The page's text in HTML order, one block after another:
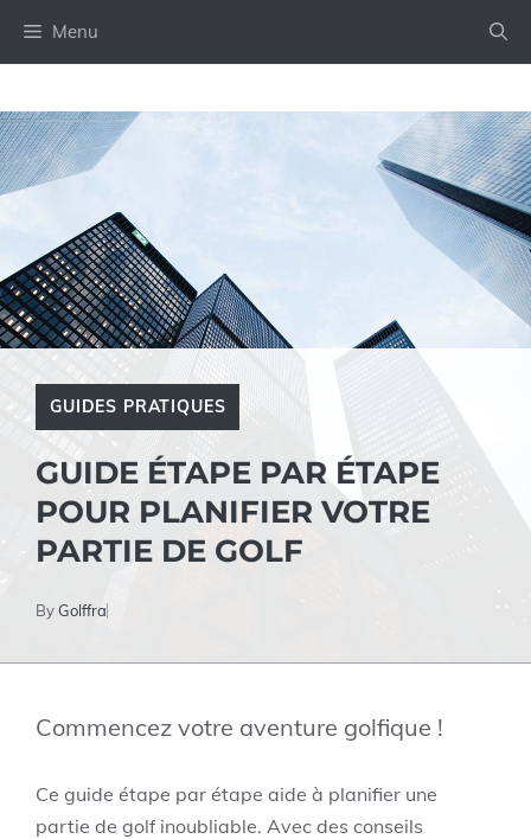
Menu
GUIDES PRATIQUES
GUIDE ÉTAPE PAR ÉTAPE
POUR PLANIFIER VOTRE
PARTIE DE GOLF
ByGolffra
Commencez votre aventure golfique !
Ce guide étape par étape aide à planifier une
partie de golf inoubliable. Avec des conseils